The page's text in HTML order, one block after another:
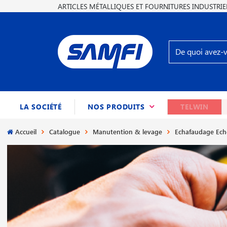
ARTICLES MÉTALLIQUES ET FOURNITURES
LA SOCIÉTÉ NOS PRODUITS (CURRENT)TELWIN
Accueil Catalogue Manutention & levage Echafaudage